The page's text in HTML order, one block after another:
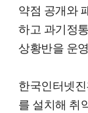
약점 공개와
하고 과기정
상황반을 운
한국인터넷
를 설치해 취